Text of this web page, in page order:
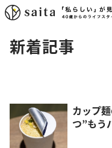
新着記事
カップ
つ”もう